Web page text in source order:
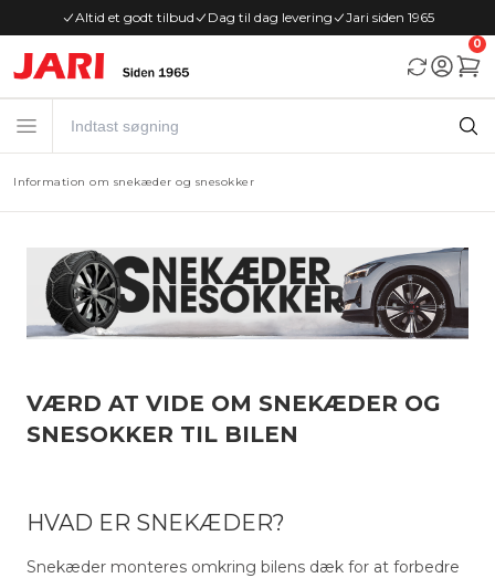
Altid et godt tilbud Dag til dag levering Jari siden 1965
0
Information om snekæder og snesokker
VÆRD AT VIDE OM SNEKÆDER OG
SNESOKKER TIL BILEN
HVAD ER SNEKÆDER?
Snekæder monteres omkring bilens dæk for at forbedre